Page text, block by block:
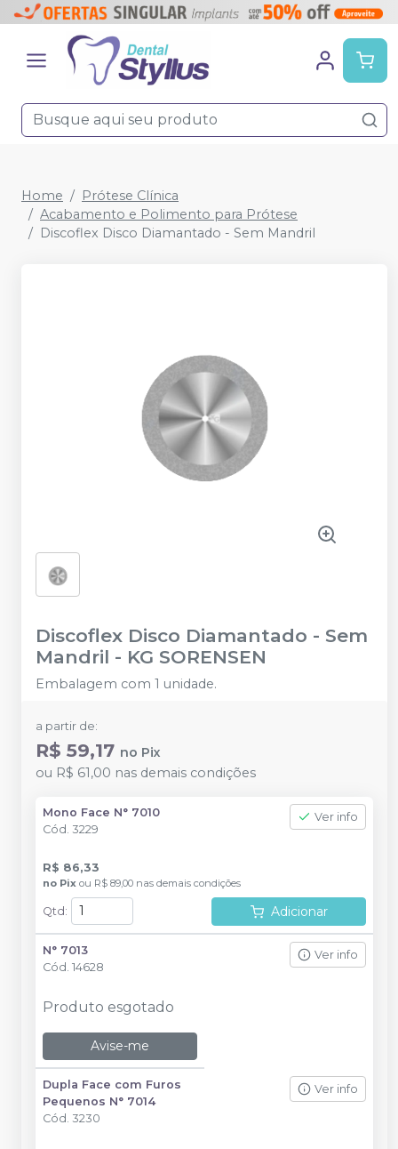
Home
Prótese Clínica
Acabamento e Polimento para Prótese
Discoflex Disco Diamantado - Sem Mandril
Discoflex Disco Diamantado - Sem
Mandril - KG SORENSEN
Embalagem com 1 unidade.
a partir de:
R$ 59,17 no Pix
ou R$ 61,00 nas demais condições
Mono Face N° 7010
Cód. 3229
Ver info
R$ 86,33
no Pix ou R$ 89,00 nas demais condições
Qtd : Adicionar
N° 7013
Cód. 14628
Ver info
Produto esgotado
Avise-me
Dupla Face com Furos
Pequenos N° 7014
Cód. 3230
Ver info